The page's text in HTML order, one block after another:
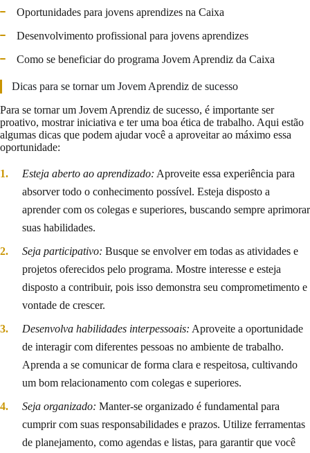
Oportunidades para jovens aprendizes na Caixa
Desenvolvimento profissional para jovens aprendizes
Como se beneficiar do programa Jovem Aprendiz da Caixa
Dicas para se tornar um Jovem Aprendiz de sucesso
Para se tornar um Jovem Aprendiz de sucesso, é importante ser
proativo, mostrar iniciativa e ter uma boa ética de trabalho. Aqui estão
algumas dicas que podem ajudar você a aproveitar ao máximo essa
oportunidade:
Esteja aberto ao aprendizado: Aproveite essa experiência para
absorver todo o conhecimento possível. Esteja disposto a
aprender com os colegas e superiores, buscando sempre aprimorar
suas habilidades.
Seja participativo: Busque se envolver em todas as atividades e
projetos oferecidos pelo programa. Mostre interesse e esteja
disposto a contribuir, pois isso demonstra seu comprometimento e
vontade de crescer.
Desenvolva habilidades interpessoais: Aproveite a oportunidade
de interagir com diferentes pessoas no ambiente de trabalho.
Aprenda a se comunicar de forma clara e respeitosa, cultivando
um bom relacionamento com colegas e superiores.
Seja organizado: Manter-se organizado é fundamental para
cumprir com suas responsabilidades e prazos. Utilize ferramentas
de planejamento, como agendas e listas, para garantir que você